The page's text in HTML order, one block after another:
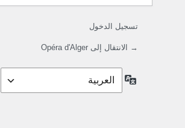
تسجيل الدخول
→ الانتقال إلى Opéra d'Alger
اللغة